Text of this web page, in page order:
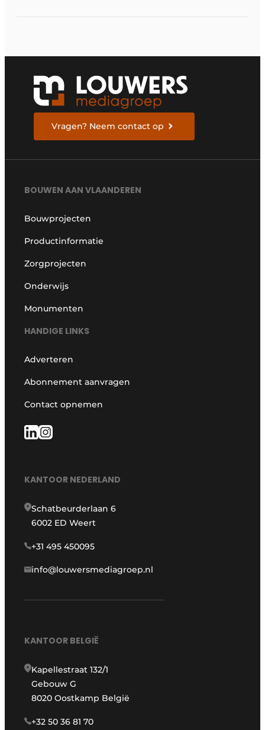
Vragen? Neem contact op
BOUWEN AAN VLAANDEREN
Bouwprojecten
Productinformatie
Zorgprojecten
Onderwijs
Monumenten
HANDIGE LINKS
Adverteren
Abonnement aanvragen
Contact opnemen
KANTOOR NEDERLAND
Schatbeurderlaan 6
6002 ED Weert
+31 495 450095
info@louwersmediagroep.nl
KANTOOR BELGIË
Kapellestraat 132/1
Gebouw G
8020 Oostkamp België
+32 50 36 81 70